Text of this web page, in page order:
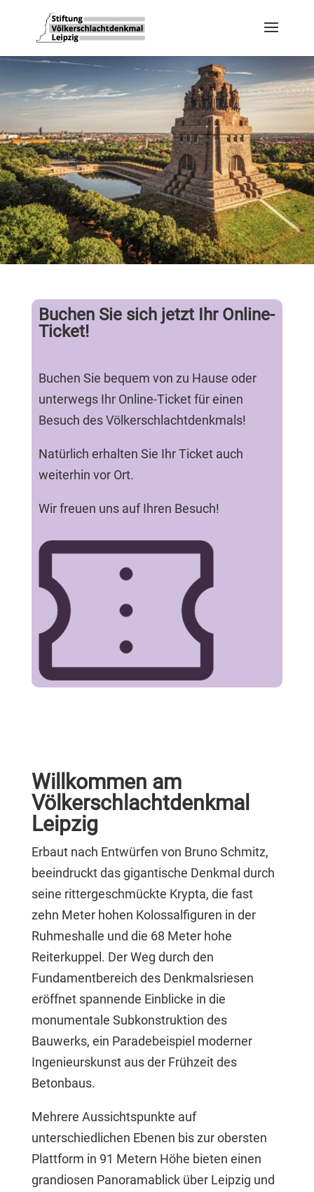
Buchen Sie sich jetzt Ihr Online-
Ticket!
Buchen Sie bequem von zu Hause oder
unterwegs Ihr Online-Ticket für einen
Besuch des Völkerschlachtdenkmals!
Natürlich erhalten Sie Ihr Ticket auch
weiterhin vor Ort.
Wir freuen uns auf Ihren Besuch!
Willkommen am
Völkerschlachtdenkmal
Leipzig
Erbaut nach Entwürfen von Bruno Schmitz,
beeindruckt das gigantische Denkmal durch
seine rittergeschmückte Krypta, die fast
zehn Meter hohen Kolossalfiguren in der
Ruhmeshalle und die 68 Meter hohe
Reiterkuppel. Der Weg durch den
Fundamentbereich des Denkmalsriesen
eröffnet spannende Einblicke in die
monumentale Subkonstruktion des
Bauwerks, ein Paradebeispiel moderner
Ingenieurskunst aus der Frühzeit des
Betonbaus.
Mehrere Aussichtspunkte auf
unterschiedlichen Ebenen bis zur obersten
Plattform in 91 Metern Höhe bieten einen
grandiosen Panoramablick über Leipzig und